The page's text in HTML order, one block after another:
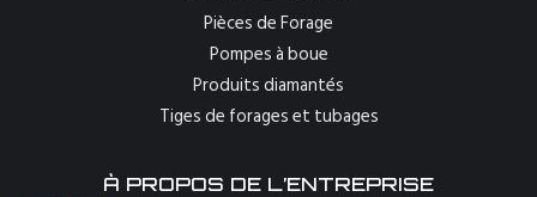
Pièces de Forage
Pompes à boue
Produits diamantés
Tiges de forages et tubages
À PROPOS DE L’ENTREPRISE